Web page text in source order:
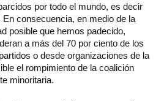
por todo el mundo, es decir
En consecuencia, en medio de la
posible que hemos padecido,
a más del 70 por ciento de los
o desde organizaciones de la
el rompimiento de la coalición
minoritaria.